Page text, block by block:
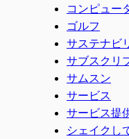
コンピュー
ゴルフ
サステナビ
サブスクリ
サムスン
サービス
サービス提
シェイクし